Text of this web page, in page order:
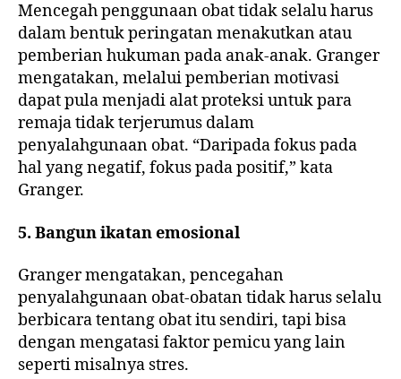
Mencegah penggunaan obat tidak selalu harus
dalam bentuk peringatan menakutkan atau
pemberian hukuman pada anak-anak. Granger
mengatakan, melalui pemberian motivasi
dapat pula menjadi alat proteksi untuk para
remaja tidak terjerumus dalam
penyalahgunaan obat. “Daripada fokus pada
hal yang negatif, fokus pada positif,” kata
Granger.
5. Bangun ikatan emosional
Granger mengatakan, pencegahan
penyalahgunaan obat-obatan tidak harus selalu
berbicara tentang obat itu sendiri, tapi bisa
dengan mengatasi faktor pemicu yang lain
seperti misalnya stres.